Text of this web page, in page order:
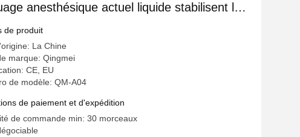
anesthésique actuel liquide stabilisent la
transparente
de produit
La Chine
marque: Qingmei
CE, EU
de modèle: QM-A04
de paiement et d'expédition
de commande min: 30 morceaux